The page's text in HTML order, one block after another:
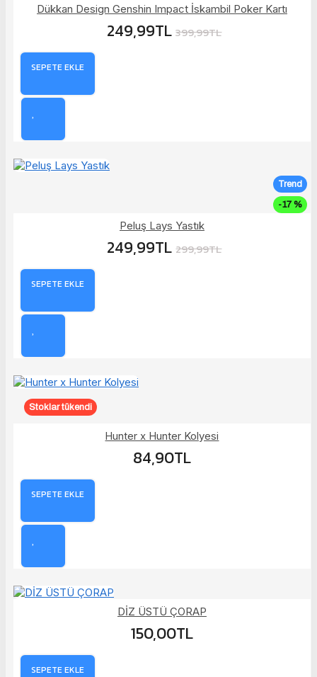
Dükkan Design Genshin Impact İskambil Poker Kartı
249,99TL 399,99TL
SEPETE EKLE
Trend
-17 %
Peluş Lays Yastık
249,99TL 299,99TL
SEPETE EKLE
Stoklar tükendi
Hunter x Hunter Kolyesi
84,90TL
SEPETE EKLE
DİZ ÜSTÜ ÇORAP
150,00TL
SEPETE EKLE